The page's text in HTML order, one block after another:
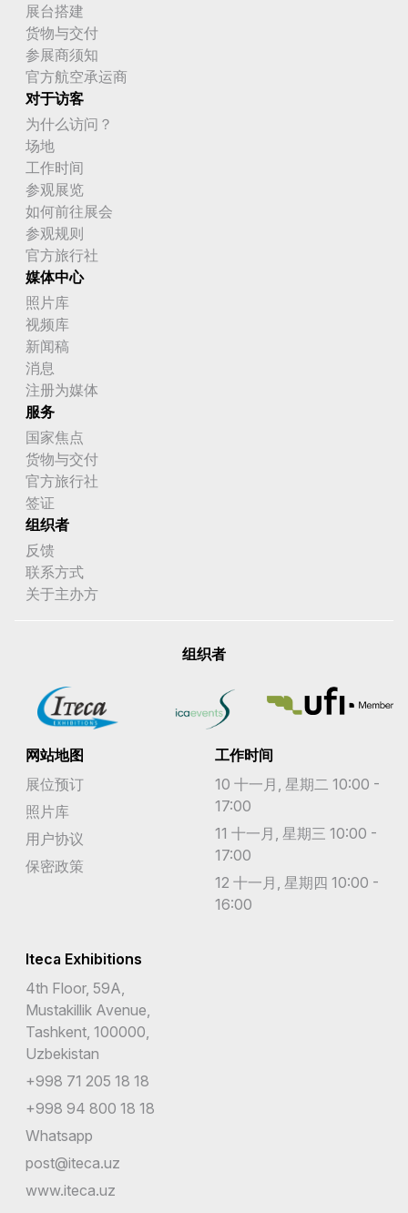
展台搭建
货物与交付
参展商须知
官方航空承运商
对于访客
为什么访问？
场地
工作时间
参观展览
如何前往展会
参观规则
官方旅行社
媒体中心
照片库
视频库
新闻稿
消息
注册为媒体
服务
国家焦点
货物与交付
官方旅行社
签证
组织者
反馈
联系方式
关于主办方
组织者
网站地图
展位预订
照片库
用户协议
保密政策
工作时间
10 十一月, 星期二 10:00 -
17:00
11 十一月, 星期三 10:00 -
17:00
12 十一月, 星期四 10:00 -
16:00
Iteca Exhibitions
4th Floor, 59A,
Mustakillik Avenue,
Tashkent, 100000,
Uzbekistan
+998 71 205 18 18
+998 94 800 18 18
Whatsapp
post@iteca.uz
www.iteca.uz